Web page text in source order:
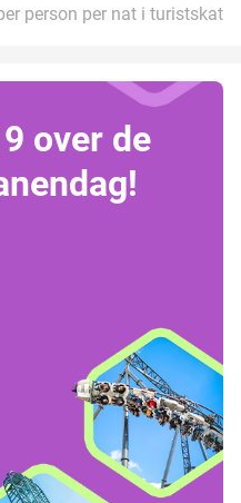
person per nat i turistskat
over de